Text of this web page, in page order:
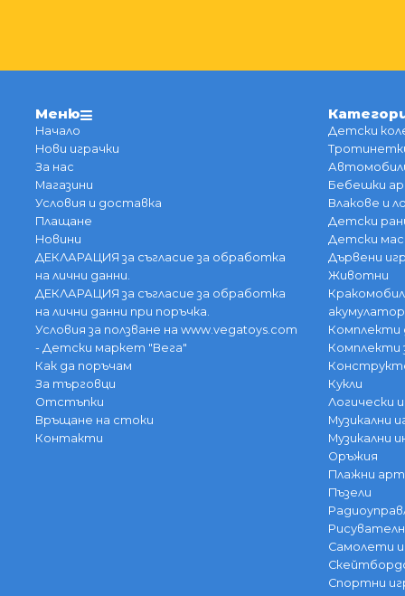
Меню
Начало
Нови играчки
За нас
Магазини
Условия и доставка
Плащане
Новини
ДЕКЛАРАЦИЯ за съгласие за обработка
на лични данни.
ДЕКЛАРАЦИЯ за съгласие за обработка
на лични данни при поръчка.
Условия за ползване на www.vegatoys.com
- Детски маркет "Вега"
Как да поръчам
За търговци
Отстъпки
Връщане на стоки
Контакти
Детски
Бебешки
Влакове и
Детски
Детски
Дървени
Животни
Комплекти
Комплекти
Кукли
Логически
Музикални
Музикални
Оръжия
Плажни
Пъзели
Самолети
Спортни